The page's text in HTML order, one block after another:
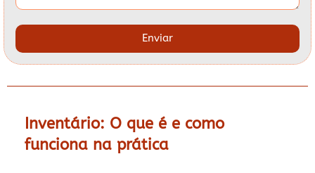
Enviar
Inventário: O que é e como
funciona na prática